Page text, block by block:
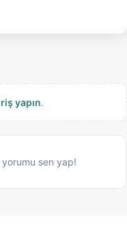
yapın.
yorumu sen yap!